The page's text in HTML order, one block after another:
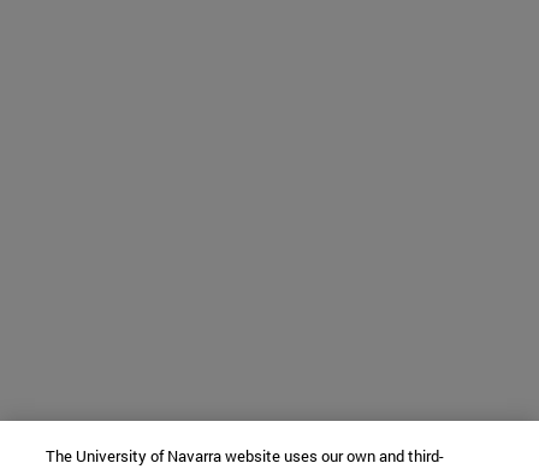
The University of Navarra website uses our own and third-